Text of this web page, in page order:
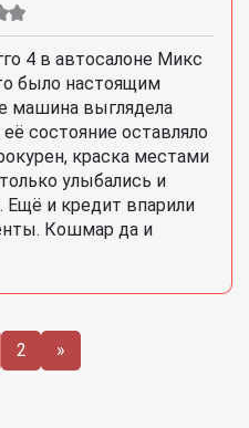
4 в автосалоне Микс
было настоящим
машина выглядела
состояние оставляло
краска местами
улыбались и
Ещё и кредит впарили
Кошмар да и
2 »